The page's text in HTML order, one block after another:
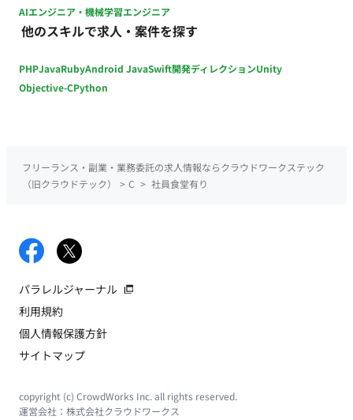
AIエンジニア・機械学習エンジニア
他のスキルで求人・案件を探す
PHPJavaRubyAndroid JavaSwift開発ディレクションUnity
Objective-CPython
フリーランス・副業・業務委託の求人情報ならクラウドワークステック
（旧クラウドテック）
> C > 社員食堂有り
パラレルジャーナル
利用規約
個人情報保護方針
サイトマップ
copyright (c) CrowdWorks Inc. all rights reserved.
運営会社： 株式会社クラウドワークス